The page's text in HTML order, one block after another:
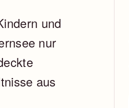
und
nur
aus